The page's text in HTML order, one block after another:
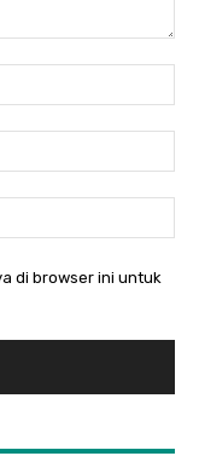
di browser ini untuk